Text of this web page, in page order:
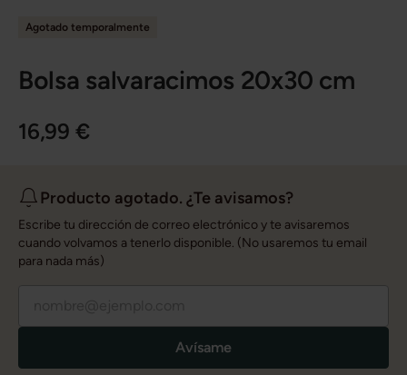
Agotado temporalmente
Bolsa salvaracimos 20x30 cm
16,99 €
Producto agotado. ¿Te avisamos?
Escribe tu dirección de correo electrónico y te avisaremos
cuando volvamos a tenerlo disponible. (No usaremos tu email
para nada más)
Avísame